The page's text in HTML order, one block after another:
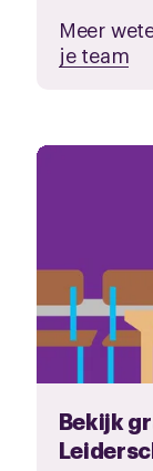
Meer
je team
Bekijk